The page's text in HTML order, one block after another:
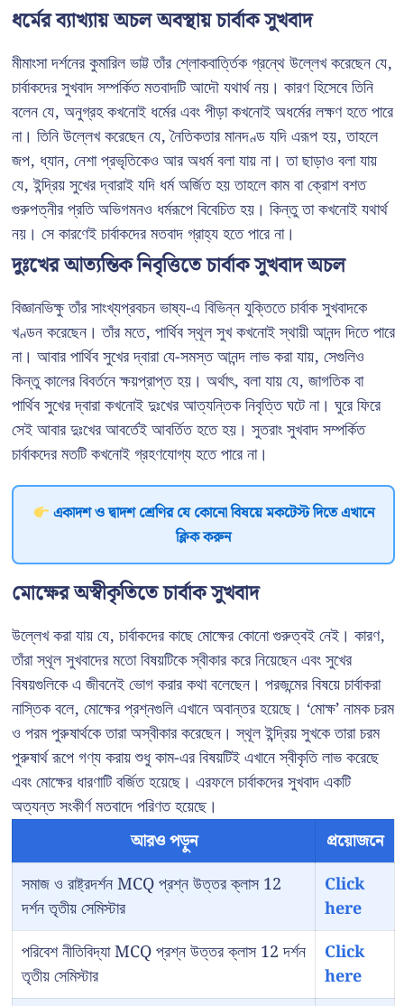
ধর্মের ব্যাখ্যায় অচল অবস্থায় চার্বাক সুখবাদ
মীমাংসা দর্শনের কুমারিল ভাট্ট তাঁর শ্লোকবার্ত্তিক গ্রন্থে উল্লেখ করেছেন যে,
চার্বাকদের সুখবাদ সম্পর্কিত মতবাদটি আদৌ যথার্থ নয়। কারণ হিসেবে তিনি
বলেন যে, অনুগ্রহ কখনোই ধর্মের এবং পীড়া কখনোই অধর্মের লক্ষণ হতে পারে
না। তিনি উল্লেখ করেছেন যে, নৈতিকতার মানদণ্ড যদি এরূপ হয়, তাহলে
জপ, ধ্যান, নেশা প্রভৃতিকেও আর অধর্ম বলা যায় না। তা ছাড়াও বলা যায়
যে, ইন্দ্রিয় সুখের দ্বারাই যদি ধর্ম অর্জিত হয় তাহলে কাম বা ক্রোশ বশত
গুরুপত্নীর প্রতি অভিগমনও ধর্মরূপে বিবেচিত হয়। কিন্তু তা কখনোই যথার্থ
নয়। সে কারণেই চার্বাকদের মতবাদ গ্রাহ্য হতে পারে না।
দুঃখের আত্যন্তিক নিবৃত্তিতে চার্বাক সুখবাদ অচল
বিজ্ঞানভিক্ষু তাঁর সাংখ্যপ্রবচন ভাষ্য-এ বিভিন্ন যুক্তিতে চার্বাক সুখবাদকে
খণ্ডন করেছেন। তাঁর মতে, পার্থিব স্থূল সুখ কখনোই স্থায়ী আনন্দ দিতে পারে
না। আবার পার্থিব সুখের দ্বারা যে-সমস্ত আনন্দ লাভ করা যায়, সেগুলিও
কিন্তু কালের বিবর্তনে ক্ষয়প্রাপ্ত হয়। অর্থাৎ, বলা যায় যে, জাগতিক বা
পার্থিব সুখের দ্বারা কখনোই দুঃখের আত্যন্তিক নিবৃত্তি ঘটে না। ঘুরে ফিরে
সেই আবার দুঃখের আবর্তেই আবর্তিত হতে হয়। সুতরাং সুখবাদ সম্পর্কিত
চার্বাকদের মতটি কখনোই গ্রহণযোগ্য হতে পারে না।
একাদশ ও দ্বাদশ শ্রেণির যে কোনো বিষয়ে মকটেস্ট দিতে এখানে
ক্লিক করুন
মোক্ষের অস্বীকৃতিতে চার্বাক সুখবাদ
উল্লেখ করা যায় যে, চার্বাকদের কাছে মোক্ষের কোনো গুরুত্বই নেই। কারণ,
তাঁরা স্থূল সুখবাদের মতো বিষয়টিকে স্বীকার করে নিয়েছেন এবং সুখের
বিষয়গুলিকে এ জীবনেই ভোগ করার কথা বলেছেন। পরজন্মের বিষয়ে চার্বাকরা
নাস্তিক বলে, মোক্ষের প্রশ্নগুলি এখানে অবান্তর হয়েছে। ‘মোক্ষ’ নামক চরম
ও পরম পুরুষার্থকে তারা অস্বীকার করেছেন। স্থূল ইন্দ্রিয় সুখকে তারা চরম
পুরুষার্থ রূপে গণ্য করায় শুধু কাম-এর বিষয়টিই এখানে স্বীকৃতি লাভ করেছে
এবং মোক্ষের ধারণাটি বর্জিত হয়েছে। এরফলে চার্বাকদের সুখবাদ একটি
অত্যন্ত সংকীর্ণ মতবাদে পরিণত হয়েছে।
আরও পড়ুন
প্রয়োজনে
সমাজ ও রাষ্ট্রদর্শন MCQ প্রশ্ন উত্তর ক্লাস 12
দর্শন তৃতীয় সেমিস্টার
Click
here
পরিবেশ নীতিবিদ্যা MCQ প্রশ্ন উত্তর ক্লাস 12 দর্শন
তৃতীয় সেমিস্টার
Click
here